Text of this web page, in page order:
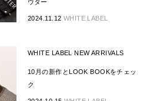
ウター
2024.11.12 WHITE LABEL
WHITE LABEL NEW ARRIVALS
10月の新作とLOOK BOOKをチェッ
ク